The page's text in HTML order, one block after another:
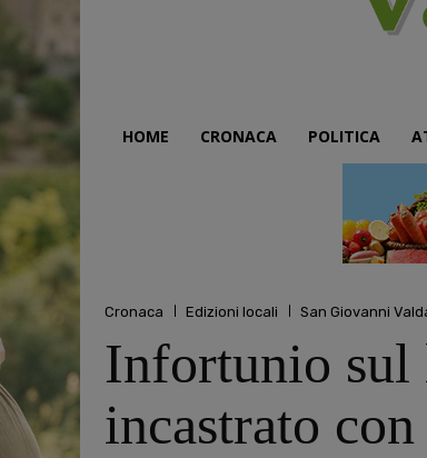
HOME CRONACA POLITICA
Cronaca Edizioni locali San Giovanni
Infortunio sul
incastrato